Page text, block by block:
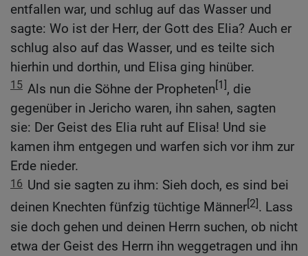
entfallen war, und schlug auf das Wasser und
sagte: Wo ist der Herr, der Gott des Elia? Auch er
schlug also auf das Wasser, und es teilte sich
hierhin und dorthin, und Elisa ging hinüber.
15 Als nun die Söhne der Propheten[1], die
gegenüber in Jericho waren, ihn sahen, sagten
sie: Der Geist des Elia ruht auf Elisa! Und sie
kamen ihm entgegen und warfen sich vor ihm zur
Erde nieder.
16 Und sie sagten zu ihm: Sieh doch, es sind bei
deinen Knechten fünfzig tüchtige Männer[2]. Lass
sie doch gehen und deinen Herrn suchen, ob nicht
etwa der Geist des Herrn ihn weggetragen und ihn